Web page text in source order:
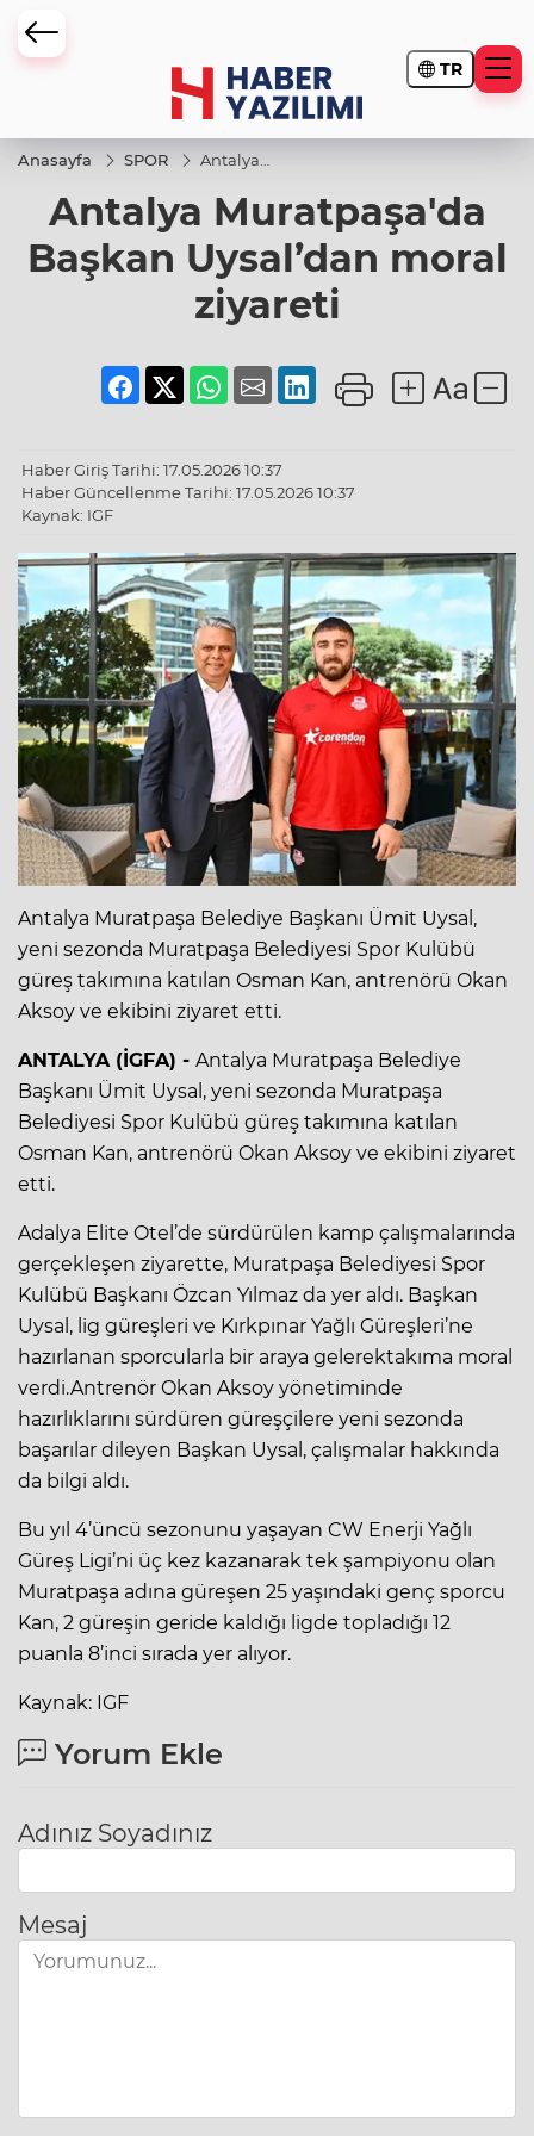
TR
Anasayfa SPOR
Antalya
Başkan
Uysal’dan
Antalya Muratpaşa'da
Başkan Uysal’dan moral
ziyareti
Haber Giriş Tarihi: 17.05.2026 10:37
Haber Güncellenme Tarihi: 17.05.2026 10:37
Kaynak: IGF
Antalya Muratpaşa Belediye Başkanı Ümit Uysal,
yeni sezonda Muratpaşa Belediyesi Spor Kulübü
güreş takımına katılan Osman Kan, antrenörü Okan
Aksoy ve ekibini ziyaret etti.
ANTALYA (İGFA) - Antalya Muratpaşa Belediye
Başkanı Ümit Uysal, yeni sezonda Muratpaşa
Belediyesi Spor Kulübü güreş takımına katılan
Osman Kan, antrenörü Okan Aksoy ve ekibini ziyaret
etti.
Adalya Elite Otel’de sürdürülen kamp çalışmalarında
gerçekleşen ziyarette, Muratpaşa Belediyesi Spor
Kulübü Başkanı Özcan Yılmaz da yer aldı. Başkan
Uysal, lig güreşleri ve Kırkpınar Yağlı Güreşleri’ne
hazırlanan sporcularla bir araya gelerektakıma moral
verdi.Antrenör Okan Aksoy yönetiminde
hazırlıklarını sürdüren güreşçilere yeni sezonda
başarılar dileyen Başkan Uysal, çalışmalar hakkında
da bilgi aldı.
Bu yıl 4’üncü sezonunu yaşayan CW Enerji Yağlı
Güreş Ligi’ni üç kez kazanarak tek şampiyonu olan
Muratpaşa adına güreşen 25 yaşındaki genç sporcu
Kan, 2 güreşin geride kaldığı ligde topladığı 12
puanla 8’inci sırada yer alıyor.
Kaynak: IGF
Yorum Ekle
Adınız Soyadınız
Mesaj